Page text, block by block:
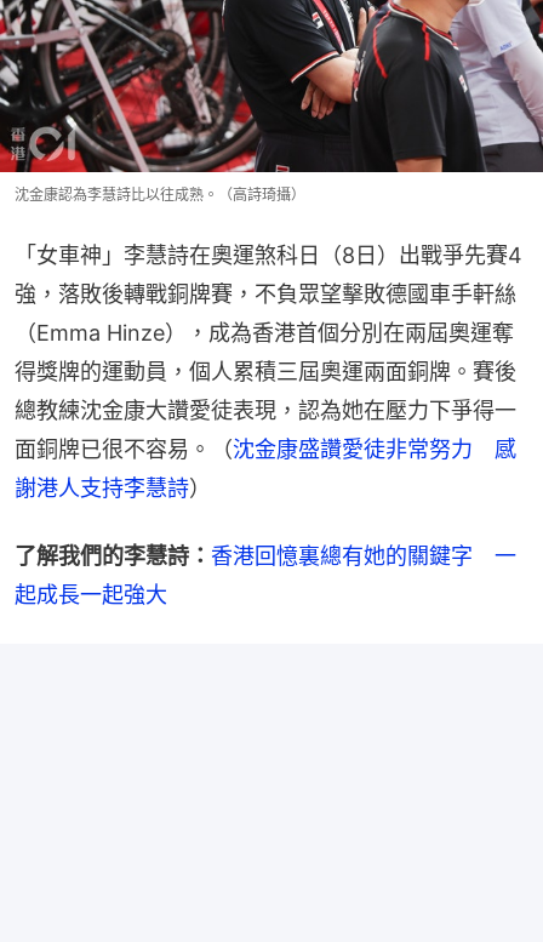
沈金康認為李慧詩比以往成熟。（高詩琦攝）
「女車神」李慧詩在奧運煞科日（8日）出戰爭先賽4
強，落敗後轉戰銅牌賽，不負眾望擊敗德國車手軒絲
（Emma Hinze），成為香港首個分別在兩屆奧運奪
得獎牌的運動員，個人累積三屆奧運兩面銅牌。賽後
總教練沈金康大讚愛徒表現，認為她在壓力下爭得一
面銅牌已很不容易。（沈金康盛讚愛徒非常努力　感
謝港人支持李慧詩）
了解我們的李慧詩： 香港回憶裏總有她的關鍵字　一
起成長一起強大